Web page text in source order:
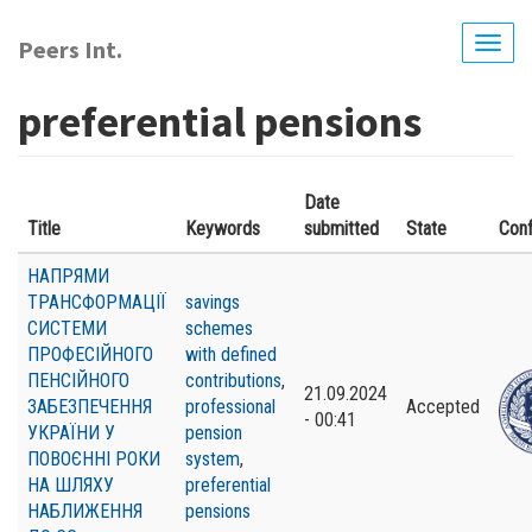
main
Peers Int.
preferential pensions
Title Keywords
Date
submitted
State
НАПРЯМИ
ТРАНСФОРМАЦІЇ
СИСТЕМИ
ПРОФЕСІЙНОГО
ПЕНСІЙНОГО
ЗАБЕЗПЕЧЕННЯ
УКРАЇНИ У
ПОВОЄННІ РОКИ
НА ШЛЯХУ
НАБЛИЖЕННЯ
savings
schemes
with defined
contributions,
professional
pension
system,
preferential
pensions
21.09.2024
- 00:41
Accepted